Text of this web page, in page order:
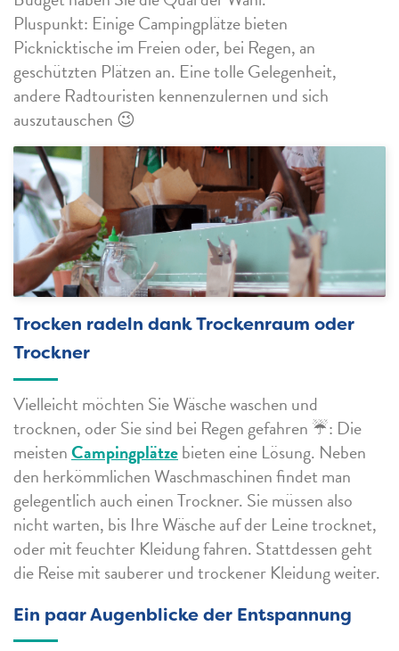
Pluspunkt: Einige Campingplätze bieten
Picknicktische im Freien oder, bei Regen, an
geschützten Plätzen an. Eine tolle Gelegenheit,
andere Radtouristen kennenzulernen und sich
auszutauschen 😉
Trocken radeln dank Trockenraum oder
Trockner
Vielleicht möchten Sie Wäsche waschen und
trocknen, oder Sie sind bei Regen gefahren ☔: Die
meistenCampingplätzebieten eine Lösung. Neben
den herkömmlichen Waschmaschinen findet man
gelegentlich auch einen Trockner. Sie müssen also
nicht warten, bis Ihre Wäsche auf der Leine trocknet,
oder mit feuchter Kleidung fahren. Stattdessen geht
die Reise mit sauberer und trockener Kleidung weiter.
Ein paar Augenblicke der Entspannung